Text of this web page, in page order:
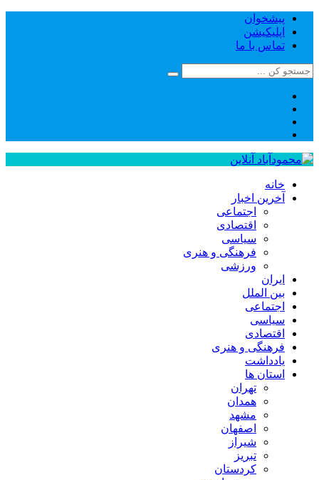
پیشخوان
اپلیکیشن
تماس با ما
خانه
آخرین اخبار
اجتماعی
اقتصادی
سیاسی
فرهنگی و هنری
ورزشی
ایران
بین الملل
اجتماعی
سیاسی
اقتصادی
فرهنگی و هنری
یادداشت
استان ها
تهران
همدان
مشهد
اصفهان
شیراز
تبریز
کردستان